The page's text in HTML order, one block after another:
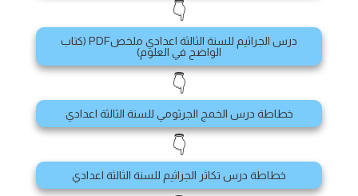
👇
درس الجراثيم للسنة الثالثة اعدادي ملخصPDF (كتاب
الواضح في العلوم)
👇
خطاطة درس الخمج الجرثومي للسنة الثالثة اعدادي
👇
خطاطة درس تكاثر الجراثيم للسنة الثالثة اعدادي